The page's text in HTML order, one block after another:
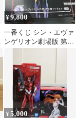
¥9,800
一番くじ シン・エヴァ
ンゲリオン劇場版 第13
¥5,000